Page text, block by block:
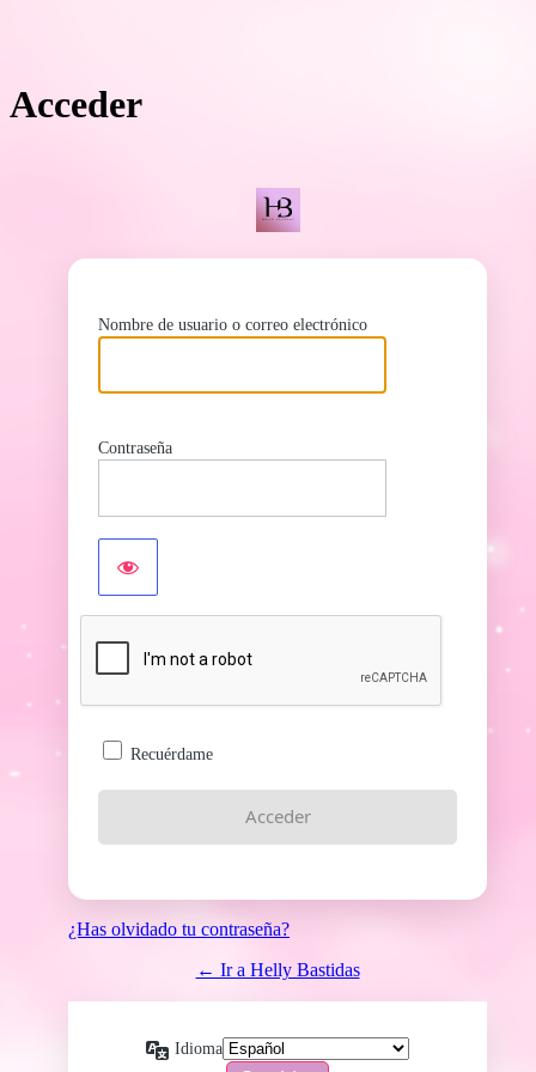
Acceder
Nombre de usuario o correo electrónico
Contraseña
Recuérdame
¿Has olvidado tu contraseña?
← Ir a Helly Bastidas
Idioma